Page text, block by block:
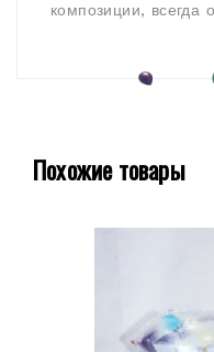
композиции, всегда
Похожие товары